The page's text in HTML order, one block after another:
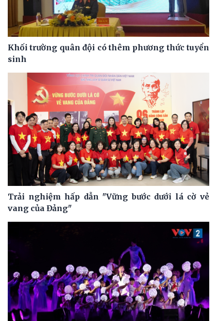
Khối trường quân đội có thêm phương thức tuyển
sinh
Trải nghiệm hấp dẫn "Vững bước dưới lá cờ vẻ
vang của Đảng"